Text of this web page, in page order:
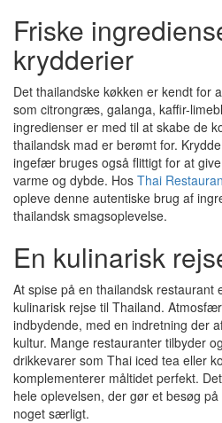
Friske
krydderier
Det thailandske køkken er kendt for
som citrongræs, galanga, kaffir-
ingredienser er med til at skabe de
thailandsk mad er berømt for.
ingefær bruges også flittigt for at
varme og dybde. Hos Thai
opleve denne autentiske brug af
thailandsk smagsoplevelse.
En kulinarisk
At spise på en thailandsk restaurant
kulinarisk rejse til Thailand.
indbydende, med en indretning der
kultur. Mange restauranter tilbyder
drikkevarer som Thai iced tea eller
komplementerer måltidet perfekt.
hele oplevelsen, der gør et besøg
noget særligt.